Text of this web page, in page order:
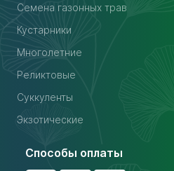
Семена газонных трав
Кустарники
Многолетние
Реликтовые
Суккуленты
Экзотические
Способы оплаты